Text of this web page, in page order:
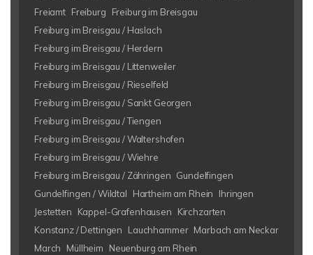
Freiamt Freiburg
Freiburg im Breisgau
Freiburg im Breisgau / Haslach
Freiburg im Breisgau / Herdern
Freiburg im Breisgau / Littenweiler
Freiburg im Breisgau / Rieselfeld
Freiburg im Breisgau / Sankt Georgen
Freiburg im Breisgau / Tiengen
Freiburg im Breisgau / Waltershofen
Freiburg im Breisgau / Wiehre
Freiburg im Breisgau / Zähringen Gundelfingen
Gundelfingen / Wildtal
Hartheim am Rhein
Ihringen
Jestetten
Kappel-Grafenhausen
Kirchzarten
Konstanz / Dettingen
Lauchhammer Marbach am Neckar
March
Müllheim
Neuenburg am Rhein